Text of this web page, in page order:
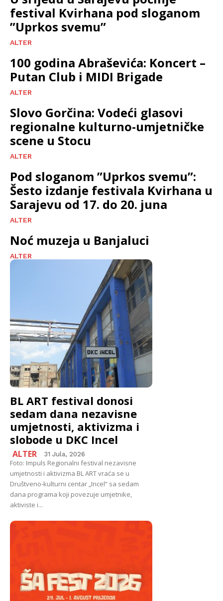
festival Kvirhana pod sloganom
”Uprkos svemu”
ALTER
100 godina Abraševića: Koncert –
Putan Club i MIDI Brigade
ALTER
Slovo Gorčina: Vodeći glasovi
regionalne kulturno-umjetničke
scene u Stocu
ALTER
Pod sloganom ”Uprkos svemu”:
Šesto izdanje festivala Kvirhana u
Sarajevu od 17. do 20. juna
ALTER
Noć muzeja u Banjaluci
ALTER
BL ART festival donosi
sedam dana nezavisne
umjetnosti, aktivizma i
slobode u DKC Incel
ALTER 31 Jula, 2026
Foto: Impuls Regionalni festival nezavisne
umjetnosti i aktivizma BL ART vraća se u
Društveno-kulturni centar „Incel“ sa sedam
dana programa koji povezuje umjetnike,
aktiviste i...